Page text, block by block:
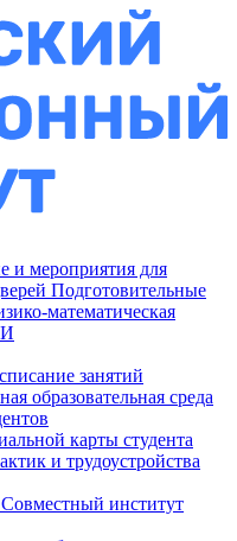
и мероприятия для
Подготовительные
математическая
занятий
образовательная среда
карты студента
и трудоустройства
Совместный институт